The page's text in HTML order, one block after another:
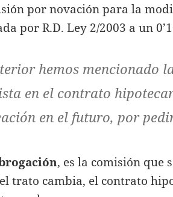
por novación para la
por R.D. Ley 2/2003 a un
hemos mencionado
en el contrato
en el futuro, por
, es la comisión que
trato cambia, el contrato